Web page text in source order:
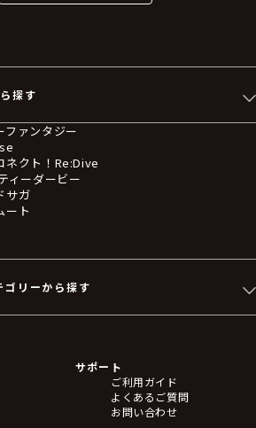
探す
ファンタジー
ネクト！Re:Dive
ィーダービー
サガ
ート
ゴリーから探す
ド
ストラップ
サポート
ご利用ガイド
よくあるご質問
お問い合わせ